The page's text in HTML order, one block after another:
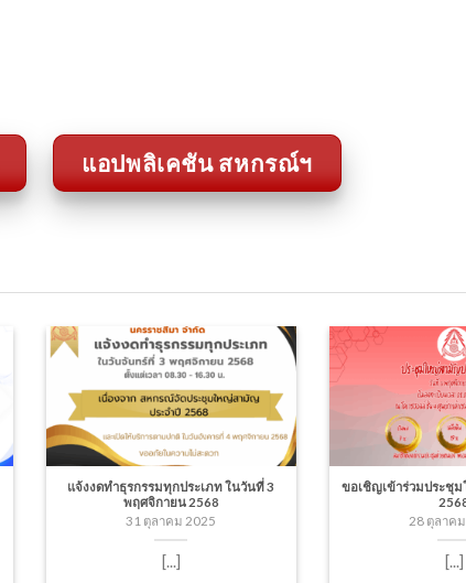
แอปพลิเคชัน สหกรณ์ฯ
แจ้งงดทำธุรกรรมทุกประเภท ในวันที่ 3
พฤศจิกายน 2568
31 ตุลาคม 2025
[...]
ขอเชิญเข้าร่วมประชุ
28 ตุลาค
[...]